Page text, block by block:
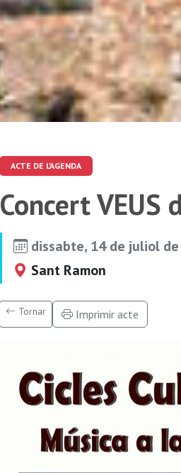
ACTE DE L'AGENDA
Concert VEUS
dissabte, 14 de juliol
Sant Ramon
Tornar Imprimir acte